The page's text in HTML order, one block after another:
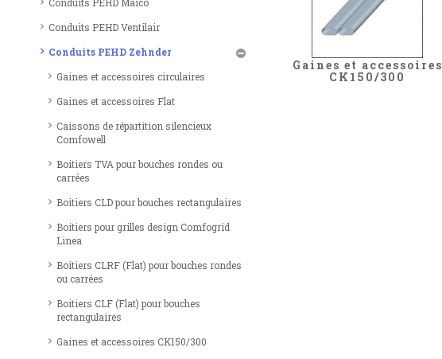
Conduits PEHD Ventilair
Conduits PEHD Zehnder
Gaines et accessoires circulaires
Gaines et accessoires Flat
Caissons de répartition silencieux
Comfowell
Boitiers TVA pour bouches rondes ou
carrées
Boitiers CLD pour bouches rectangulaires
Boitiers pour grilles design Comfogrid
Linea
Boitiers CLRF (Flat) pour bouches rondes
ou carrées
Boitiers CLF (Flat) pour bouches
rectangulaires
Gaines et accessoires CK150/300
Gaines et accessoires
CK150/300